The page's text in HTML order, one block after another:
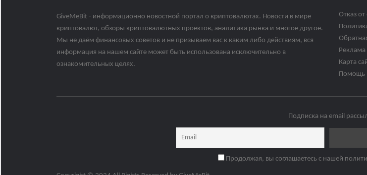
GiveMeBit - информационно новостной портал о криптовалютах. Новости в мире
криптовалют, обзоры криптовалютных проектов, аналитика рынка и многое другое.
Мы не даём финансовых советов и не призываем вас к каким либо действиям, вся
информация на нашем сайте может быть использована исключительно в
ознакомительных целях.
Отказ от
Реклама
Карта
Помощь
Подписка на email
Продолжая, вы соглашаетесь с нашей